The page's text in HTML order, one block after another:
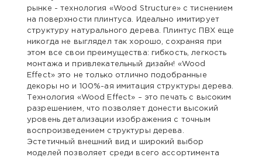
рынке - технология «Wood Structure» с тиснением
на поверхности плинтуса. Идеально имитирует
структуру натурального дерева. Плинтус ПВХ еще
никогда не выглядел так хорошо, сохраняя при
этом все свои преимущества: гибкость, легкость
монтажа и привлекательный дизайн! «Wood
Effect» это не только отлично подобранные
декоры но и 100%-ая имитация структуры дерева.
Технология «Wood Effect» – это печать с высоким
разрешением, что позволяет донести высокий
уровень детализации изображения с точным
воспроизведением структуры дерева.
Эстетичный внешний вид и широкий выбор
моделей позволяет среди всего ассортимента